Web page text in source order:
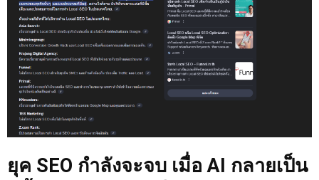
ยุค SEO กำลังจะจบ เมื่อ AI กลายเป็น